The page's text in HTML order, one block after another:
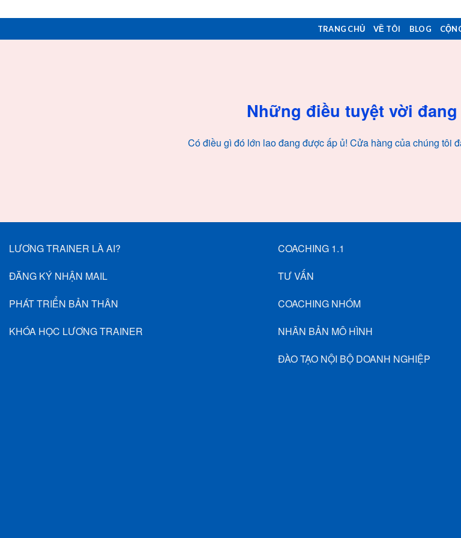
to
content
TRANG CHỦ VỀ TÔI BLOG
Những điều tuyệt vời
Có điều gì đó lớn lao đang được ấp ủ! Cửa hàng của chúng tôi
LƯƠNG TRAINER LÀ AI?
ĐĂNG KÝ NHẬN MAIL
PHÁT TRIỂN BẢN THÂN
KHÓA HỌC LƯƠNG TRAINER
COACHING 1.1
TƯ VẤN
COACHING NHÓM
NHÂN BẢN MÔ HÌNH
ĐÀO TẠO NỘI BỘ DOANH NGHIỆP